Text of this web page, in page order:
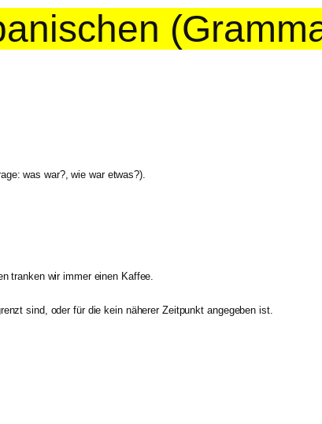
was war?, wie war etwas?).
tranken wir immer einen Kaffee.
sind, oder für die kein näherer Zeitpunkt angegeben ist.